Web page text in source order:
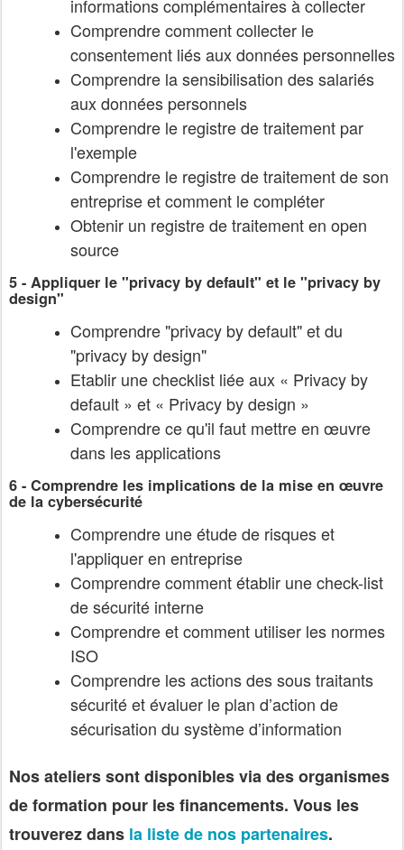
informations complémentaires à collecter
Comprendre comment collecter le
consentement liés aux données personnelles
Comprendre la sensibilisation des salariés
aux données personnels
Comprendre le registre de traitement par
l'exemple
Comprendre le registre de traitement de son
entreprise et comment le compléter
Obtenir un registre de traitement en open
source
5 - Appliquer le "privacy by default" et le "privacy by
design"
Comprendre "privacy by default" et du
"privacy by design"
Etablir une checklist liée aux « Privacy by
default » et « Privacy by design »
Comprendre ce qu'il faut mettre en œuvre
dans les applications
6 - Comprendre les implications de la mise en œuvre
de la cybersécurité
Comprendre une étude de risques et
l'appliquer en entreprise
Comprendre comment établir une check-list
de sécurité interne
Comprendre et comment utiliser les normes
ISO
Comprendre les actions des sous traitants
sécurité et évaluer le plan d’action de
sécurisation du système d’information
Nos ateliers sont disponibles via des organismes
de formation pour les financements. Vous les
trouverez dans la liste de nos partenaires.